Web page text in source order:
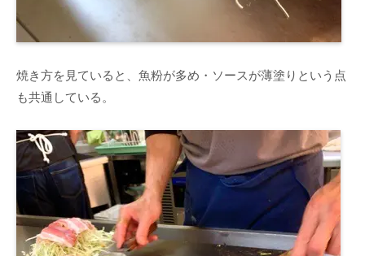
焼き方を見ていると、魚粉が多め・ソースが薄塗りという点
も共通している。